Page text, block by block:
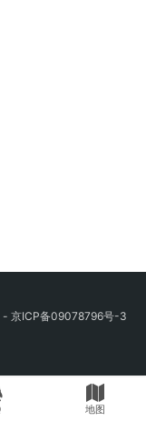
- 京ICP备09078796号-3
地图